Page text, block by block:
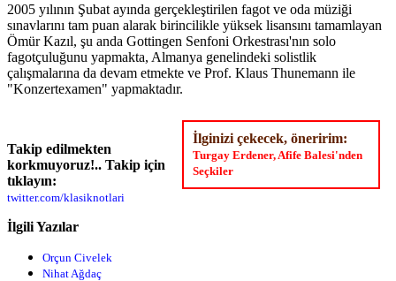
2005 yılının Şubat ayında gerçekleştirilen fagot ve oda müziği
sınavlarını tam puan alarak birincilikle yüksek lisansını tamamlayan
Ömür Kazıl, şu anda Gottingen Senfoni Orkestrası'nın solo
fagotçuluğunu yapmakta, Almanya genelindeki solistlik
çalışmalarına da devam etmekte ve Prof. Klaus Thunemann ile
"Konzertexamen" yapmaktadır.
İlginizi çekecek, öneririm:
Turgay Erdener, Afife Balesi'nden
Seçkiler
Takip edilmekten
korkmuyoruz!.. Takip için
tıklayın:
twitter.com/klasiknotlari
İlgili Yazılar
Orçun Civelek
Nihat Ağdaç